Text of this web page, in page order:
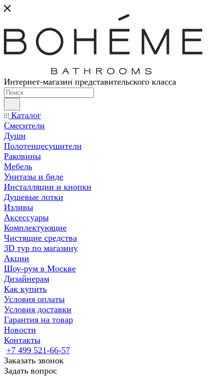
Интернет-магазин представительского класса
Каталог
Смесители
Души
Полотенцесушители
Раковины
Мебель
Унитазы и биде
Инсталляции и кнопки
Душевые лотки
Изливы
Аксессуары
Комплектующие
Чистящие средства
3D тур по магазину
Акции
Шоу-рум в Москве
Дизайнерам
Как купить
Условия оплаты
Условия доставки
Гарантия на товар
Новости
Контакты
+7 499 521-66-57
Заказать звонок
Задать вопрос